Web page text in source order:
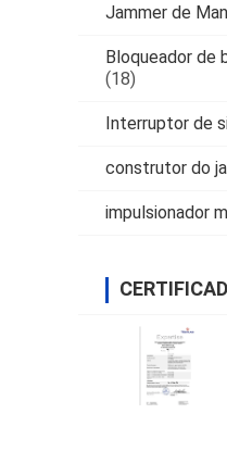
Jammer de
Bloqueador de
(18)
Interruptor de
construtor do
impulsionador